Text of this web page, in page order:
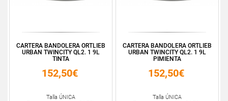
CARTERA BANDOLERA ORTLIEB
URBAN TWINCITY QL2. 1 9L
TINTA
152,50€
Talla ÚNICA
CARTERA BANDOLERA ORTLIEB
URBAN TWINCITY QL2. 1 9L
PIMIENTA
152,50€
Talla ÚNICA